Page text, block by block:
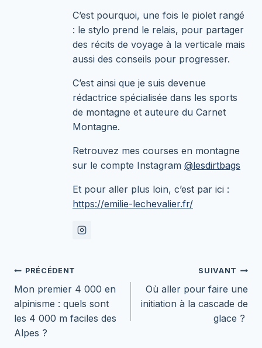
C’est pourquoi, une fois le piolet rangé
: le stylo prend le relais, pour partager
des récits de voyage à la verticale mais
aussi des conseils pour progresser.
C’est ainsi que je suis devenue
rédactrice spécialisée dans les sports
de montagne et auteure du Carnet
Montagne.
Retrouvez mes courses en montagne
sur le compte Instagram @lesdirtbags
Et pour aller plus loin, c’est par ici :
https://emilie-lechevalier.fr/
Navigation
de
l’article
PRÉCÉDENT
Mon premier 4 000 en
alpinisme : quels sont
les 4 000 m faciles des
Alpes ?
SUIVANT
Où aller pour faire une
initiation à la cascade de
glace ?